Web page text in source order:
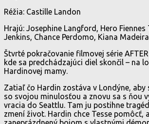
Réžia: Castille Landon
Hrajú: Josephine Langford, Hero
Jenkins, Chance Perdomo, Kiana
Štvrté pokračovanie filmovej série
kde sa predchádzajúci diel skončil – na
Hardinovej mamy.
Zatiaľ čo Hardin zostáva v Londýne,
so svojou minulosťou a znovu sa s ňou
vracia do Seattlu. Tam ju postihne
zmení život. Hardin chce Tesse pomôcť,